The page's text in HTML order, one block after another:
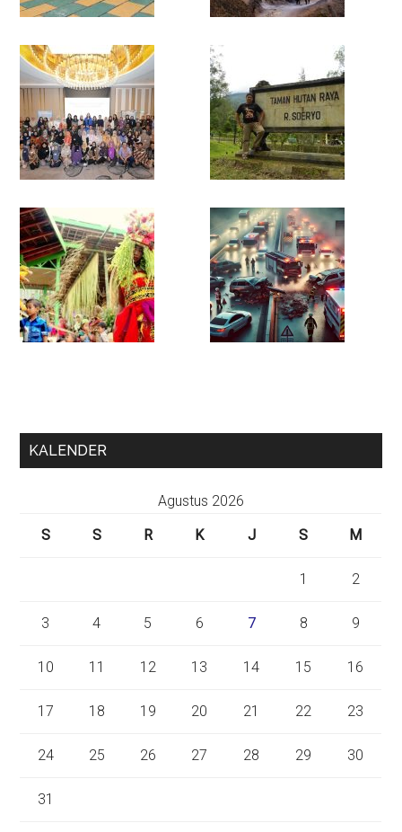
KALENDER
Agustus 2026
S
S R K J S M
1 2
3 4 5 6 7 8 9
10 11 12 13 14 15 16
17 18 19 20 21 22 23
24 25 26 27 28 29 30
31